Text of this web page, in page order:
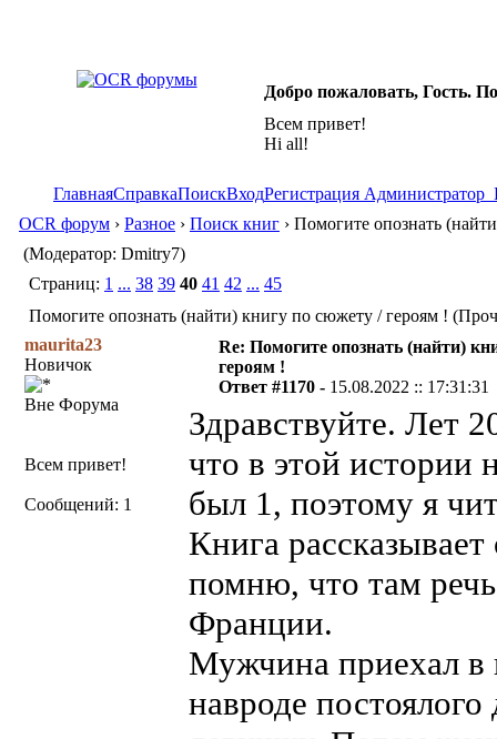
Добро пожаловать, Гость.
Всем привет!
Hi all!
ГлавнаяСправкаПоискВходРегистрация Администратор
OCR форум › Разное › Поиск книг › Помогите опознать
(Модератор: Dmitry7)
Страниц: 1 ... 38 39 40 41 42 ... 45
Помогите опознать (найти) книгу по сюжету / героям !
maurita23
Новичок
Вне Форума
Всем привет!
Сообщений: 1
Re: Помогите опознать (найти)
героям !
Ответ #1170 - 15.08.2022 :: 17:31:31
Здравствуйте. Лет
что в этой истории
был 1, поэтому я
Книга
помню, что там
Франции.
Мужчина приехал в
навроде